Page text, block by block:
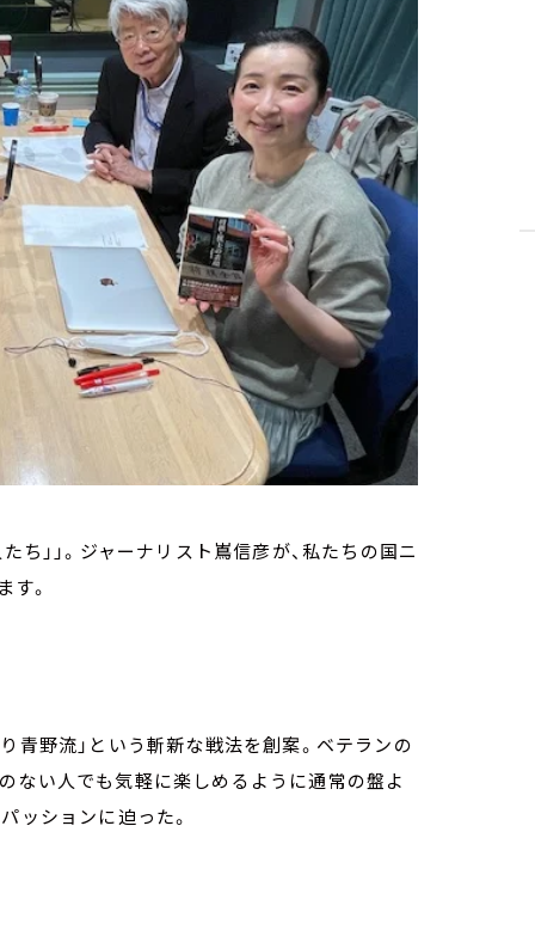
」」。ジャーナリスト嶌信彦が、私たちの国ニ
。
青野流」という斬新な戦法を創案。ベテランの
ない人でも気軽に楽しめるように通常の盤よ
ッションに迫った。